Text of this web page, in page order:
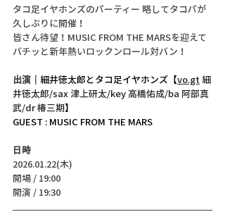
タコ足イヤホンズのパーティー 略してタコパが
久しぶりに開催！
皆さん待望！ MUSIC FROM THE MARSを迎えて
バチッと新年熱いロックンロール対バン！
出演｜ 細井徳太郎とタコ足イヤホンズ 【vo.gt 細
井徳太郎/sax 津上研太/key 高橋佑成/ba 阿部真
武/dr 椿三期】
GUEST : MUSIC FROM THE MARS
日時
2026.01.22(木)
開場 / 19:00
開演 / 19:30